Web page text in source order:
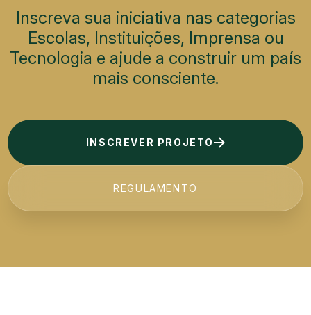
Inscreva sua iniciativa nas categorias
Escolas, Instituições, Imprensa ou
Tecnologia e ajude a construir um país
mais consciente.
INSCREVER PROJETO
REGULAMENTO